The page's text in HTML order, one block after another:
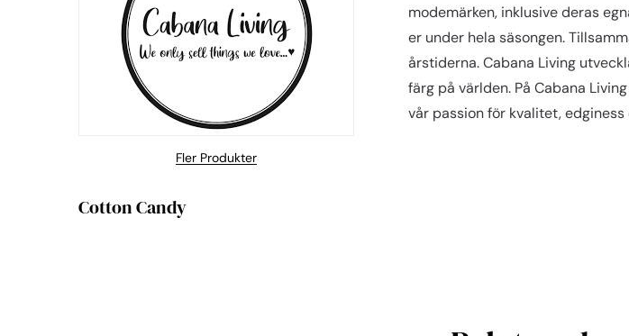
Fler Produkter
modemärken, inklusive deras
er under hela säsongen.
årstiderna. Cabana Living
färg på världen. På Cabana
vår passion för kvalitet, edginess
Cotton Candy